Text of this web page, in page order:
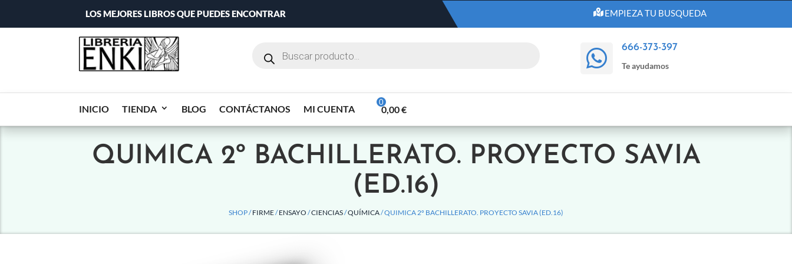
LOS MEJORES LIBROS QUE PUEDES ENCONTRAR EMPIEZA TU BUSQUEDA
 666-373-397
Te ayudamos
INICIO TIENDA BLOG CONTÁCTANOS MI CUENTA 0,00€
QUIMICA 2º BACHILLERATO. PROYECTO SAVIA
(ED.16)
SHOP /FIRME/ENSAYO /CIENCIAS/QUÍMICA/ QUIMICA 2º BACHILLERATO. PROYECTO SAVIA (ED.16)